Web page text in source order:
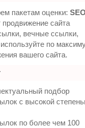
пакетам оценки:
сайта
вечные ссылки,
по
вашего сайта.
подбор
с высокой
по более чем 100